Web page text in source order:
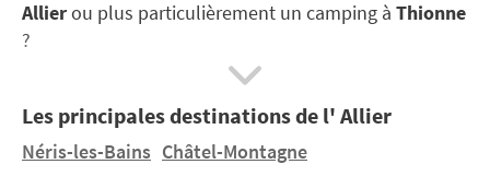
Allierou plus particulièrement un camping à Thionne
?
bien relaxez-vous grâce à l’activité thermale naturelle
de Vichy.
Les principales destinations de l' Allier
Néris-les-Bains Châtel-Montagne